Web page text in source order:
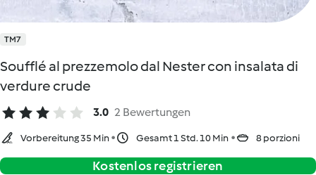
TM7
Soufflé al prezzemolo dal Nester con insalata di
verdure crude
3.0 2 Bewertungen
Vorbereitung 35 Min Gesamt 1 Std. 10 Min 8 porzioni
Kostenlos registrieren